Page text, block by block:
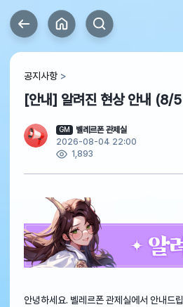
공지사항
[안내] 알려진 현상 안내 (8/
GM
벨레르폰 관제실
2026-08-04 22:00
1,893
안녕하세요. 벨레르폰 관제실에서 안내드